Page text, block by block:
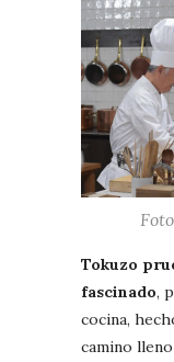
Tokuzo
fascinado,
cocina,
camino